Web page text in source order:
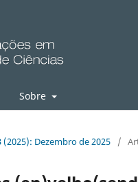
Sobre
(2025): Dezembro de 2025 /